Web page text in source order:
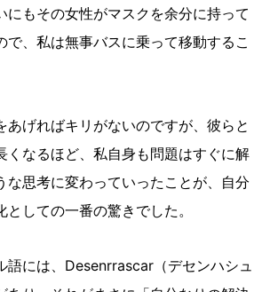
にもその女性がマスクを余分に持って
で、私は無事バスに乗って移動するこ
あげればキリがないのですが、彼らと
くなるほど、私自身も問題はすぐに解
な思考に変わっていったことが、自分
しての一番の驚きでした。
語には、Desenrrascar（デセンハシュ